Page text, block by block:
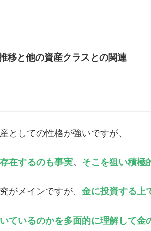
移と他の資産クラスとの関連
としての性格が強いですが、
在するのも事実。 そこを狙い積極
がメインですが、 金に投資する上
ているのかを多面的に理解して金